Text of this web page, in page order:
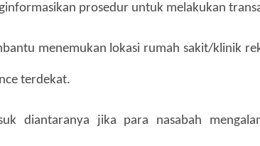
prosedur untuk melakukan
menemukan lokasi rumah sakit/klinik
terdekat.
diantaranya jika para nasabah